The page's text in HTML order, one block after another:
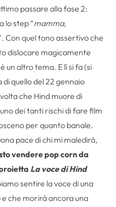
passare alla fase 2:
lo step “mamma,
Con quel tono assertivo che
dislocare magicamente
un altro tema. E lì si fa (si
quello del 22 gennaio
che Hind muore di
dei tanti rischi di fare film
per quanto banale.
pace di chi mi maledirà,
vendere pop corn da
La voce di Hind
sentire la voce di una
e che morirà ancora una